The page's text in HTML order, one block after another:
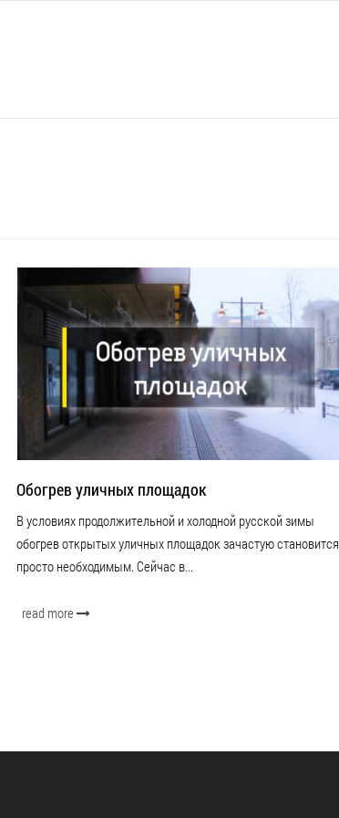
Обогрев уличных площадок
В условиях продолжительной и холодной русской зимы
обогрев открытых уличных площадок зачастую становится
просто необходимым. Сейчас в...
read more